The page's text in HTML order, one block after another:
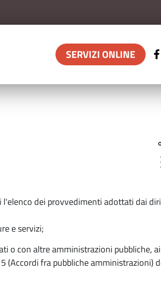
SERVIZI ONLINE
l'elenco dei provvedimenti adottati dai
e servizi;
o con altre amministrazioni pubbliche,
fra pubbliche amministrazioni)